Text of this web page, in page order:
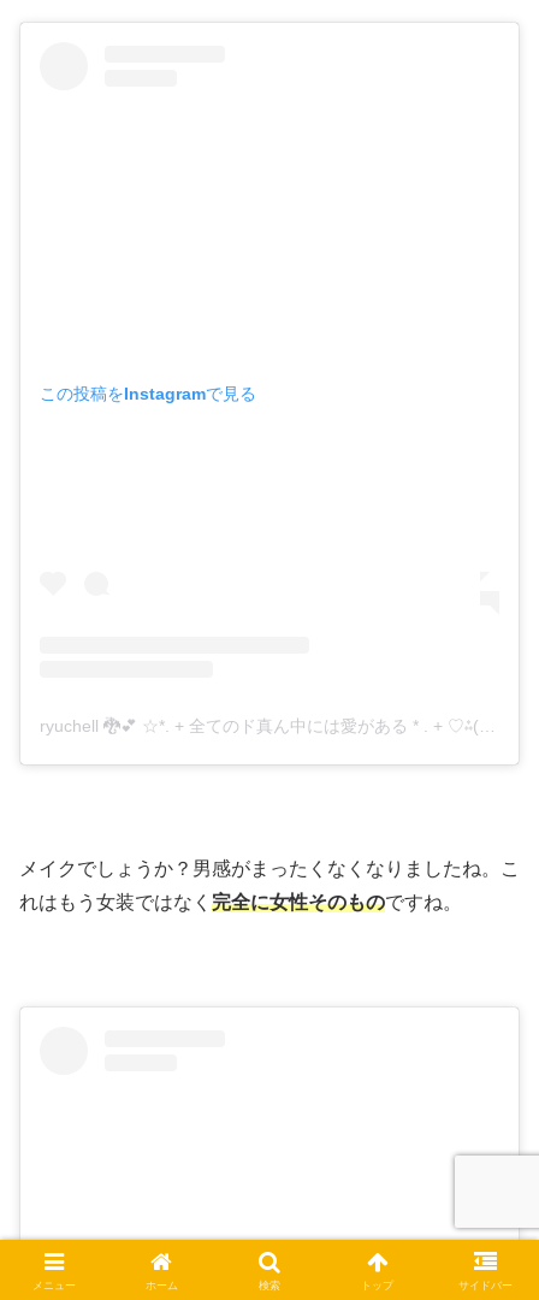
この投稿をInstagramで見る
ryuchell 🐉💕 ☆*. + 全てのド真ん中には愛がある * . + ♡⁂(@ryuzi33world929)がシェアした投稿
メイクでしょうか？男感がまったくなくなりましたね。こ
れはもう女装ではなく 完全に女性そのものですね。
メニュー ホーム 検索 トップ サイドバー